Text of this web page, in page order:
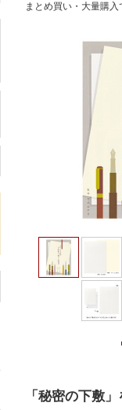
まとめ買い・大量購
「秘密の下敷